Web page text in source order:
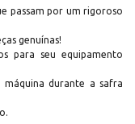
passam por um rigoroso
genuínas!
para seu equipamento
máquina durante a safra